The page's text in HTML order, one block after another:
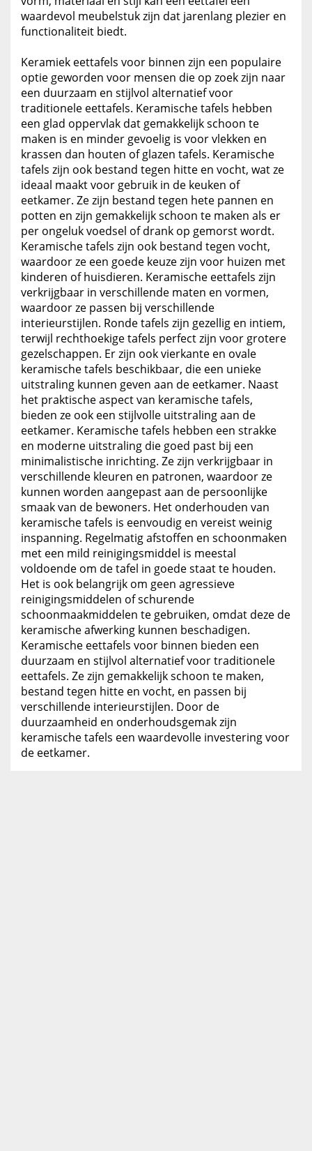
waardevol meubelstuk zijn dat jarenlang plezier en
functionaliteit biedt.
Keramiek eettafels voor binnen zijn een populaire
optie geworden voor mensen die op zoek zijn naar
een duurzaam en stijlvol alternatief voor
traditionele eettafels. Keramische tafels hebben
een glad oppervlak dat gemakkelijk schoon te
maken is en minder gevoelig is voor vlekken en
krassen dan houten of glazen tafels. Keramische
tafels zijn ook bestand tegen hitte en vocht, wat ze
ideaal maakt voor gebruik in de keuken of
eetkamer. Ze zijn bestand tegen hete pannen en
potten en zijn gemakkelijk schoon te maken als er
per ongeluk voedsel of drank op gemorst wordt.
Keramische tafels zijn ook bestand tegen vocht,
waardoor ze een goede keuze zijn voor huizen met
kinderen of huisdieren. Keramische eettafels zijn
verkrijgbaar in verschillende maten en vormen,
waardoor ze passen bij verschillende
interieurstijlen. Ronde tafels zijn gezellig en intiem,
terwijl rechthoekige tafels perfect zijn voor grotere
gezelschappen. Er zijn ook vierkante en ovale
keramische tafels beschikbaar, die een unieke
uitstraling kunnen geven aan de eetkamer. Naast
het praktische aspect van keramische tafels,
bieden ze ook een stijlvolle uitstraling aan de
eetkamer. Keramische tafels hebben een strakke
en moderne uitstraling die goed past bij een
minimalistische inrichting. Ze zijn verkrijgbaar in
verschillende kleuren en patronen, waardoor ze
kunnen worden aangepast aan de persoonlijke
smaak van de bewoners. Het onderhouden van
keramische tafels is eenvoudig en vereist weinig
inspanning. Regelmatig afstoffen en schoonmaken
met een mild reinigingsmiddel is meestal
voldoende om de tafel in goede staat te houden.
Het is ook belangrijk om geen agressieve
reinigingsmiddelen of schurende
schoonmaakmiddelen te gebruiken, omdat deze de
keramische afwerking kunnen beschadigen.
Keramische eettafels voor binnen bieden een
duurzaam en stijlvol alternatief voor traditionele
eettafels. Ze zijn gemakkelijk schoon te maken,
bestand tegen hitte en vocht, en passen bij
verschillende interieurstijlen. Door de
duurzaamheid en onderhoudsgemak zijn
keramische tafels een waardevolle investering voor
de eetkamer.